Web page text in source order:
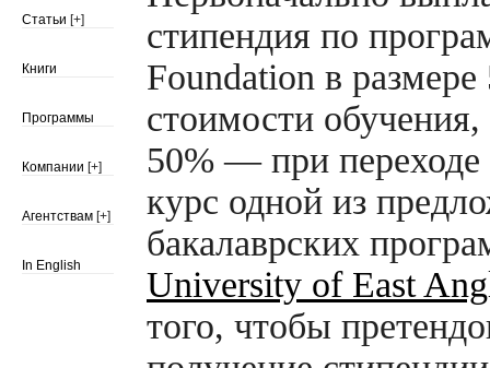
Статьи [+]
Книги
Программы
Компании [+]
Агентствам [+]
In English
стипендия по
Foundation в размере
стоимости
50% — при
курс одной из
бакалаврских
University of East
того, чтобы